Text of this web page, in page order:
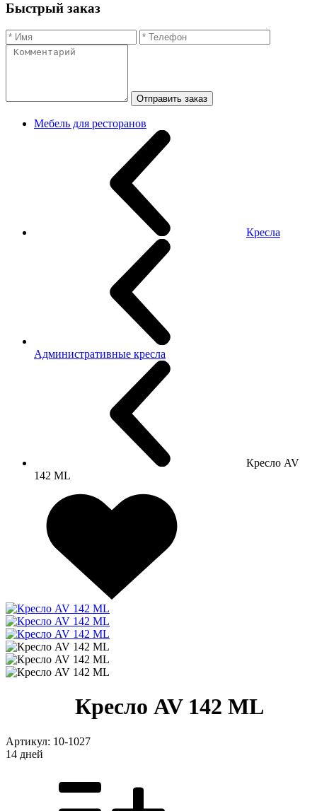
Быстрый заказ
Отправить заказ
Мебель для ресторанов
Кресла
Административные кресла
Кресло AV
142 ML
Кресло AV 142 ML
Артикул: 10-1027
14 дней